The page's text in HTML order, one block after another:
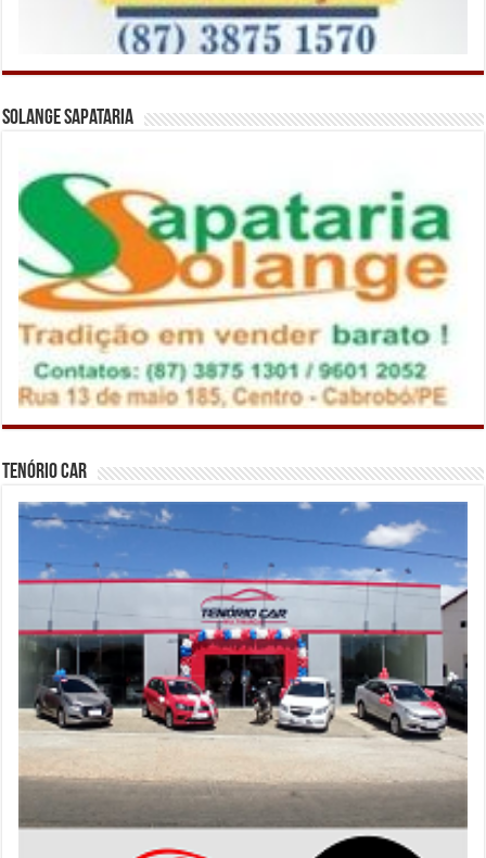
Solange Sapataria
Tenório Car